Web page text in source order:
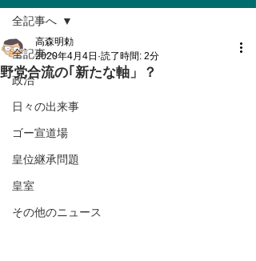
全記事へ
政治
日々の出来事
ゴー宣道場
皇位継承問題
皇室
その他のニュース
全記事へ
野党合流の｢新たな軸」？
高森明勅
2020年4月4日 読了時間: 2分